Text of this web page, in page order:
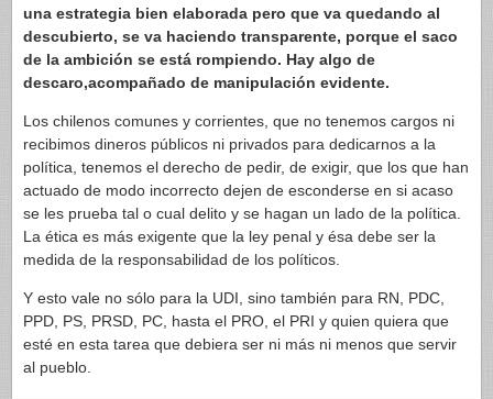
una estrategia bien elaborada pero que va quedando al
descubierto, se va haciendo transparente, porque el saco
de la ambición se está rompiendo. Hay algo de
descaro,acompañado de manipulación evidente.
Los chilenos comunes y corrientes, que no tenemos cargos ni
recibimos dineros públicos ni privados para dedicarnos a la
política, tenemos el derecho de pedir, de exigir, que los que han
actuado de modo incorrecto dejen de esconderse en si acaso
se les prueba tal o cual delito y se hagan un lado de la política.
La ética es más exigente que la ley penal y ésa debe ser la
medida de la responsabilidad de los políticos.
Y esto vale no sólo para la UDI, sino también para RN, PDC,
PPD, PS, PRSD, PC, hasta el PRO, el PRI y quien quiera que
esté en esta tarea que debiera ser ni más ni menos que servir
al pueblo.